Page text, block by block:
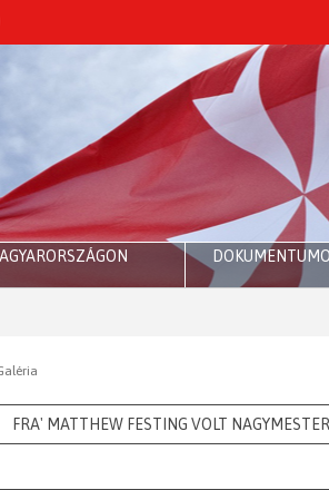
FRA' MATTHEW FESTING VOLT